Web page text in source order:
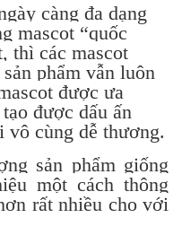
càng đa dạng
mascot “quốc
thì các mascot
phẩm vẫn luôn
được ưa
được dấu ấn
vô cùng dễ thương.
sản phẩm giống
một cách thông
rất nhiều cho với